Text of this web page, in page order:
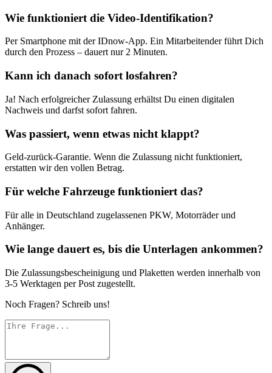
Wie funktioniert die Video-Identifikation?
Per Smartphone mit der IDnow-App. Ein Mitarbeitender führt Dich
durch den Prozess – dauert nur 2 Minuten.
Kann ich danach sofort losfahren?
Ja! Nach erfolgreicher Zulassung erhältst Du einen digitalen
Nachweis und darfst sofort fahren.
Was passiert, wenn etwas nicht klappt?
Geld-zurück-Garantie. Wenn die Zulassung nicht funktioniert,
erstatten wir den vollen Betrag.
Für welche Fahrzeuge funktioniert das?
Für alle in Deutschland zugelassenen PKW, Motorräder und
Anhänger.
Wie lange dauert es, bis die Unterlagen ankommen?
Die Zulassungsbescheinigung und Plaketten werden innerhalb von
3-5 Werktagen per Post zugestellt.
Noch Fragen? Schreib uns!